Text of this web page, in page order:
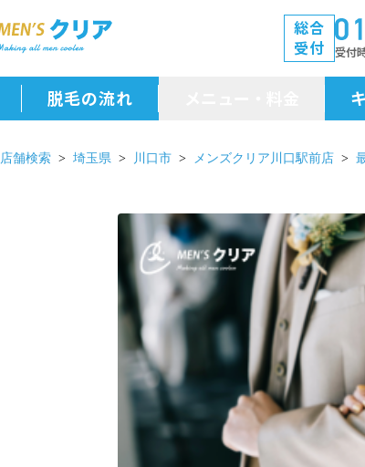
総合
受付
受付
脱毛の流れ
メニュー・料金
店舗検索 埼玉県 川口市 メンズクリア川口駅前店